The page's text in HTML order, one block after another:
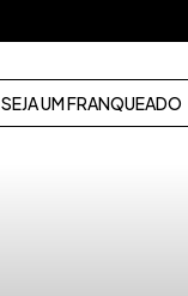
SEJA UM FRANQUEADO